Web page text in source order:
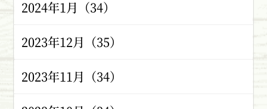
2024年1月（34）
2023年12月（35）
2023年11月（34）